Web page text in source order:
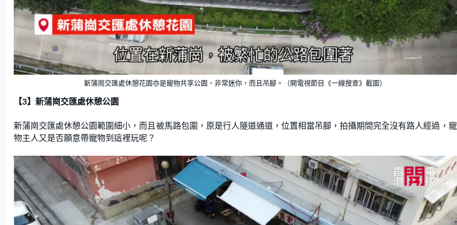
新蒲崗交匯處休憩花園亦是寵物共享公園，非常迷你，而且吊腳。（開電視節目《一線搜查》截圖）
【3】新蒲崗交匯處休憩公園
新蒲崗交匯處休憩公園範圍細小，而且被馬路包圍，原是行人隧道通道，位置相當吊腳，拍攝期間完全沒有路人經過，寵
物主人又是否願意帶寵物到這裡玩呢？